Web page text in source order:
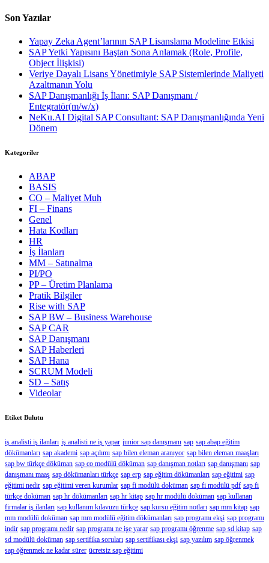
Son Yazılar
Yapay Zeka Agent’larının SAP Lisanslama Modeline Etkisi
SAP Yetki Yapısını Baştan Sona Anlamak (Role, Profile,
Object İlişkisi)
Veriye Dayalı Lisans Yönetimiyle SAP Sistemlerinde Maliyeti
Azaltmanın Yolu
SAP Danışmanlığı İş İlanı: SAP Danışmanı /
Entegratör(m/w/x)
NeKu.AI Digital SAP Consultant: SAP Danışmanlığında Yeni
Dönem
Kategoriler
ABAP
BASIS
CO – Maliyet Muh
FI – Finans
Genel
Hata Kodları
HR
İş İlanları
MM – Satınalma
PI/PO
PP – Üretim Planlama
Pratik Bilgiler
Rise with SAP
SAP BW – Business Warehouse
SAP CAR
SAP Danışmanı
SAP Haberleri
SAP Hana
SCRUM Modeli
SD – Satış
Videolar
Etiket Bulutu
iş analisti iş ilanları iş analisti ne iş yapar junior sap danışmanı sap sap abap eğitim
dökümanları sap akademi sap açılımı sap bilen eleman aranıyor sap bilen eleman maaşları
sap bw türkçe döküman sap co modülü döküman sap danışman notları sap danışmanı sap
danışmanı maaş sap dökümanları türkçe sap erp sap eğitim dökümanları sap eğitimi sap
eğitimi nedir sap eğitimi veren kurumlar sap fi modülü doküman sap fi modülü pdf sap fi
türkçe doküman sap hr dökümanları sap hr kitap sap hr modülü doküman sap kullanan
firmalar iş ilanları sap kullanım kılavuzu türkçe sap kursu eğitim notları sap mm kitap sap
mm modülü doküman sap mm modülü eğitim dökümanları sap programı ekşi sap programı
indir sap programı nedir sap programı ne işe yarar sap programı öğrenme sap sd kitap sap
sd modülü doküman sap sertifika soruları sap sertifikası ekşi sap yazılım sap öğrenmek
sap öğrenmek ne kadar sürer ücretsiz sap eğitimi